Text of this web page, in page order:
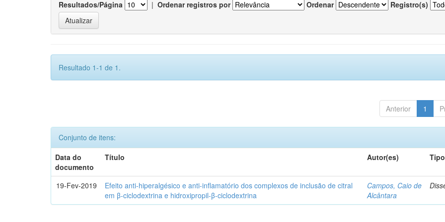
Resultados/Página | Ordenar registros por Ordenar Registro(s)
Resultado 1-1 de 1.
Anterior 1
Conjunto de itens:
Data do
documento
Título Autor(es) Tipo
19-Fev-2019
Efeito anti-hiperalgésico e anti-inflamatório dos complexos de inclusão de citral
em β-ciclodextrina e hidroxipropil-β-ciclodextrina
Campos, Caio de
Alcântara